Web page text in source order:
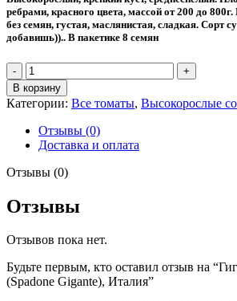
80 ₽.
ребрами, красного цвета, массой от 200 до
без семян, густая, маслянистая, сладкая. Сорт
добавишь)).. В пакетике 8 семян
Количество
товара
Гигантский
меч
(Spadone
Gigante),
Италия
В корзину
Категории: Все томаты, Высокорослые
Отзывы (0)
Доставка и оплата
Отзывы (0)
Отзывы
Отзывов пока нет.
Будьте первым, кто оставил отзыв на
(Spadone Gigante), Италия”